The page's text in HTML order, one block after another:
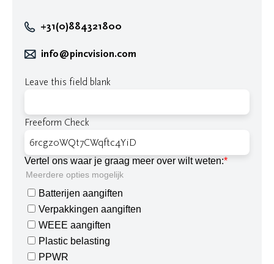
+31(0)884321800
info@pincvision.com
Leave this field blank
Freeform Check